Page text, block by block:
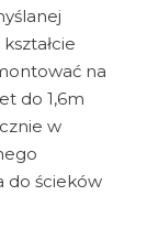
na
do 1,6m
w
do ścieków